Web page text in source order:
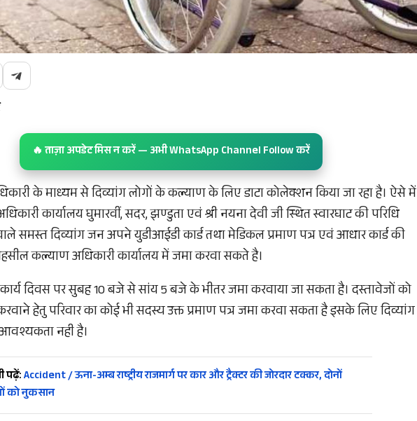
🔥 ताज़ा अपडेट मिस न करें — अभी WhatsApp Channel Follow करें
के माध्यम से दिव्यांग लोगों के कल्याण के लिए डाटा कोलेक्शन किया जा रहा है। ऐसे में
कार्यालय घुमारवीं, सदर, झण्डुता एवं श्री नयना देवी जी स्थित स्वारघाट की परिधि
समस्त दिव्यांग जन अपने युडीआईडी कार्ड तथा मेडिकल प्रमाण पत्र एवं आधार कार्ड की
कल्याण अधिकारी कार्यालय में जमा करवा सकते है।
कार्य दिवस पर सुबह 10 बजे से सांय 5 बजे के भीतर जमा करवाया जा सकता है। दस्तावेजों को
हेतु परिवार का कोई भी सदस्य उक्त प्रमाण पत्र जमा करवा सकता है इसके लिए दिव्यांग
नही है।
पढ़ें:Accident / ऊना-अम्ब राष्ट्रीय राजमार्ग पर कार और ट्रैक्टर की जोरदार टक्कर, दोनों
को नुकसान